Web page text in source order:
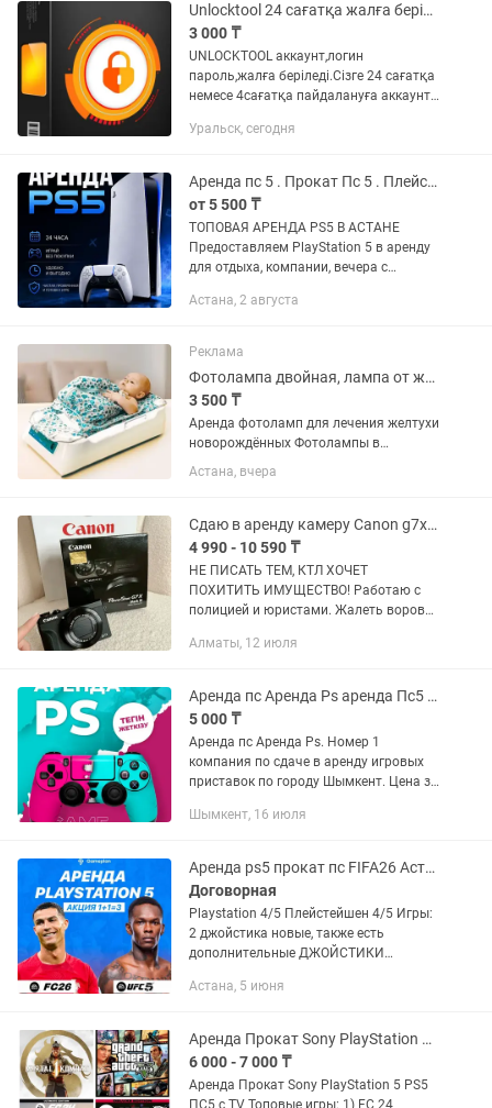
Unlocktool 24 сағатқа жалға беріледі
3 000 ₸
UNLOCKTOOL аккаунт,логин
пароль,жалға беріледі.Сізге 24 сағатқа
немесе 4сағатқа пайдалануға аккаунт
байлайды,байлауды шешуді және
қолдамайды.Интернет-кафе...
Уральск, сегодня
Аренда пс 5 . Прокат Пс 5 . Плейстейшн 5 аренда . Аренда PlayStation 5
от 5 500 ₸
ТОПОВАЯ АРЕНДА PS5 В АСТАНЕ
Предоставляем PlayStation 5 в аренду
для отдыха, компании, вечера с
Будние дни — 5500 тг • Выходные —
Астана, 2 августа
Реклама
Фотолампа двойная, лампа от желтушки,желтуха , Phillips
3 500 ₸
Аренда фотоламп для лечения желтухи
новорождённых Фотолампы в
наличии: ОФТН-03 (люлька) 5дн -
3.500тг/сутки ОФТН-420 (штатив) 5дн -
минимум 7 суток Philips...
Астана, вчера
Сдаю в аренду камеру Canon g7x mark 3
4 990 - 10 590 ₸
НЕ ПИСАТЬ ТЕМ, КТЛ ХОЧЕТ
ПОХИТИТЬ ИМУЩЕСТВО! Работаю с
полицией и юристами. Жалеть воров
хороших съемок! Аренда
на 12 часов-...
Алматы, 12 июля
Аренда пс Аренда Ps аренда Пс5 аренда ps5 аренда ps 5 аренда PlayStation
5 000 ₸
Аренда пс Аренда Ps. Номер 1
компания по сдаче в аренду игровых
приставок по городу Шымкент. Цена за
играми на 1 день. Акция 2 дня за
Шымкент, 16 июля
Аренда ps5 прокат пс FIFA26 Астана
Договорная
Playstation 4/5 Плейстейшен 4/5 Игры:
2 джойстика новые, также есть
дополнительные ДЖОЙСТИКИ
ТВ PlayStation 5 Плейстейшен 5 ПС5
Астана, 5 июня
Аренда Прокат Sony PlayStation 5, PS5, ПС5, TV, ТВ
6 000 - 7 000 ₸
Аренда Прокат Sony PlayStation 5 PS5
ПС5 с TV Топовые игры: 1) FC 24